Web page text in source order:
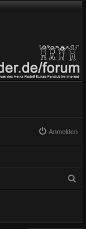
Anmelden